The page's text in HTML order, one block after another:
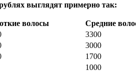
выглядят примерно так:
волосы
Средние
3300
3000
1700
1000